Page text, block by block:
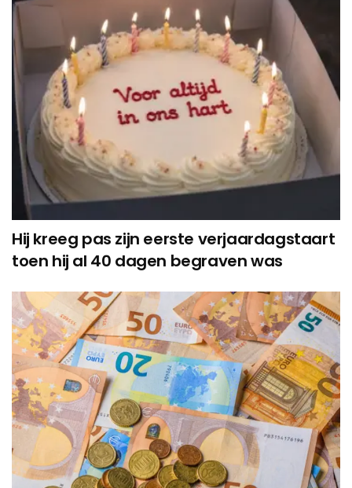
Hij kreeg pas zijn eerste verjaardagstaart
toen hij al 40 dagen begraven was